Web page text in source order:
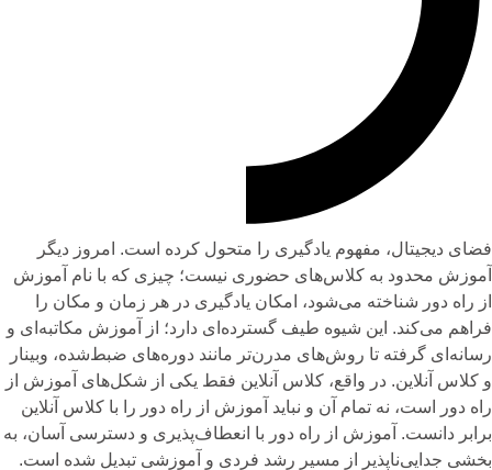
فضای دیجیتال، مفهوم یادگیری را متحول کرده است. امروز دیگر
آموزش محدود به کلاس‌های حضوری نیست؛ چیزی که با نام آموزش
از راه دور شناخته می‌شود، امکان یادگیری در هر زمان و مکان را
فراهم می‌کند. این شیوه طیف گسترده‌ای دارد؛ از آموزش مکاتبه‌ای و
رسانه‌ای گرفته تا روش‌های مدرن‌تر مانند دوره‌های ضبط‌شده، وبینار
و کلاس آنلاین. در واقع، کلاس آنلاین فقط یکی از شکل‌های آموزش از
راه دور است، نه تمام آن و نباید آموزش از راه دور را با کلاس آنلاین
برابر دانست. آموزش از راه دور با انعطاف‌پذیری و دسترسی آسان، به
بخشی جدایی‌ناپذیر از مسیر رشد فردی و آموزشی تبدیل شده است.